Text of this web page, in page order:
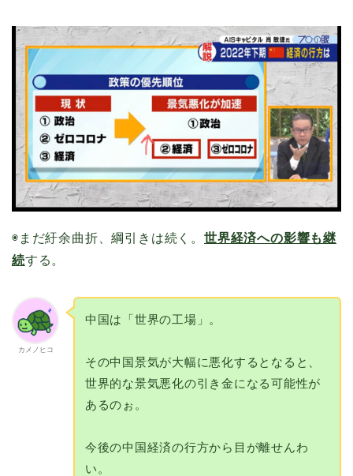
◉まだ紆余曲折、綱引きは続く。 世界経済への影響も継
続する。
カメノヒコ
中国は「世界の工場」。
その中国景気が大幅に悪化するとなると、
世界的な景気悪化の引き金になる可能性が
あるのぉ。
今後の中国経済の行方から目が離せんわ
い。